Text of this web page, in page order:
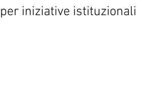
per iniziative istituzionali